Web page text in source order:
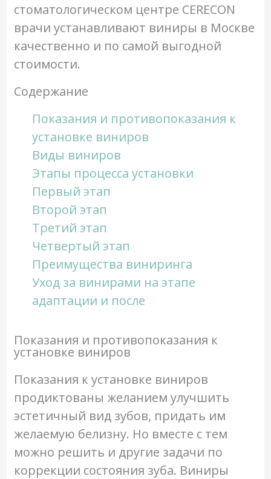
стоматологическом центре CERECON
врачи устанавливают виниры в Москве
качественно и по самой выгодной
стоимости.
Содержание
Показания и противопоказания к
установке виниров
Виды виниров
Этапы процесса установки
Первый этап
Второй этап
Третий этап
Четвертый этап
Преимущества виниринга
Уход за винирами на этапе
адаптации и после
Показания и противопоказания к
установке виниров
Показания к установке виниров
продиктованы желанием улучшить
эстетичный вид зубов, придать им
желаемую белизну. Но вместе с тем
можно решить и другие задачи по
коррекции состояния зуба. Виниры